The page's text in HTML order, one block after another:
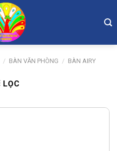
/ BÀN VĂN PHÒNG / BÀN AIRY
LỌC